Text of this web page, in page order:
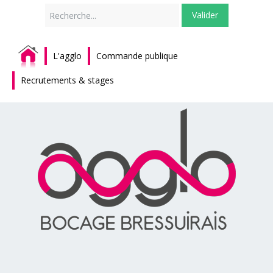
Valider
L'agglo Commande publique
Recrutements & stages